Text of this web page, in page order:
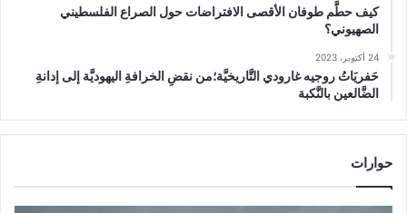
كيف حطَّم طوفان الأقصى الافتراضات حول الصراع الفلسطيني
الصهيوني؟
24 أكتوبر، 2023
حَفريَاتُ روجيه غارودي التَّاريخيَّة؛من نقضِ الخرافةِ اليهوديَّة إلى إدانةِ
الضَّالعين بالنَّكبة
حوارات